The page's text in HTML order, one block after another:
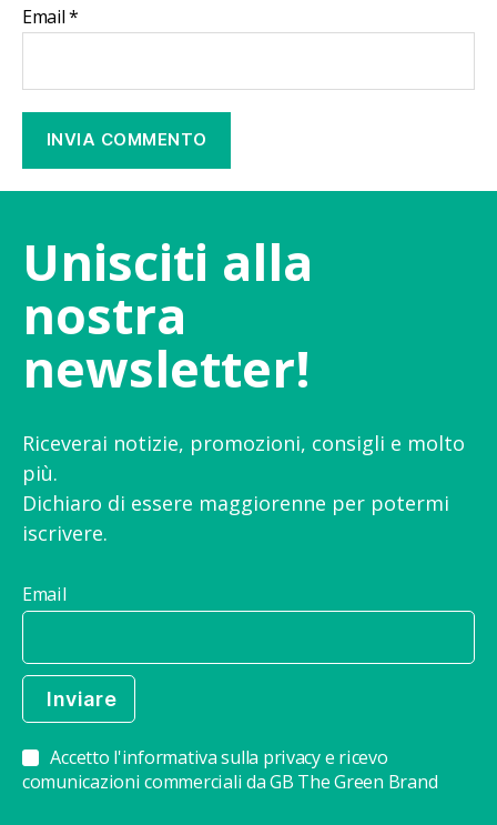
Email*
Unisciti alla
nostra
newsletter!
Riceverai notizie, promozioni, consigli e molto
più.
Dichiaro di essere maggiorenne per potermi
iscrivere.
Email
Accetto l'informativa sulla privacy e ricevo
comunicazioni commerciali da GB The Green Brand